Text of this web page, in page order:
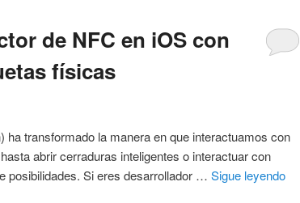
de NFC en iOS con
físicas
transformado la manera en que interactuamos con
abrir cerraduras inteligentes o interactuar con
posibilidades. Si eres desarrollador …Sigue leyendo